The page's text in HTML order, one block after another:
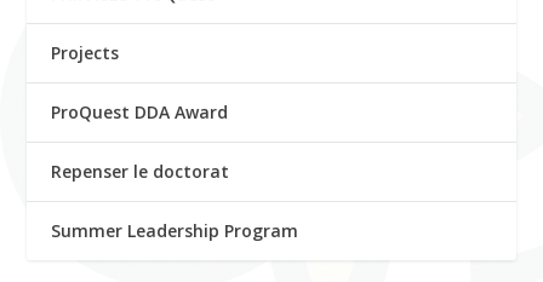
Projects
ProQuest DDA Award
Repenser le doctorat
Summer Leadership Program